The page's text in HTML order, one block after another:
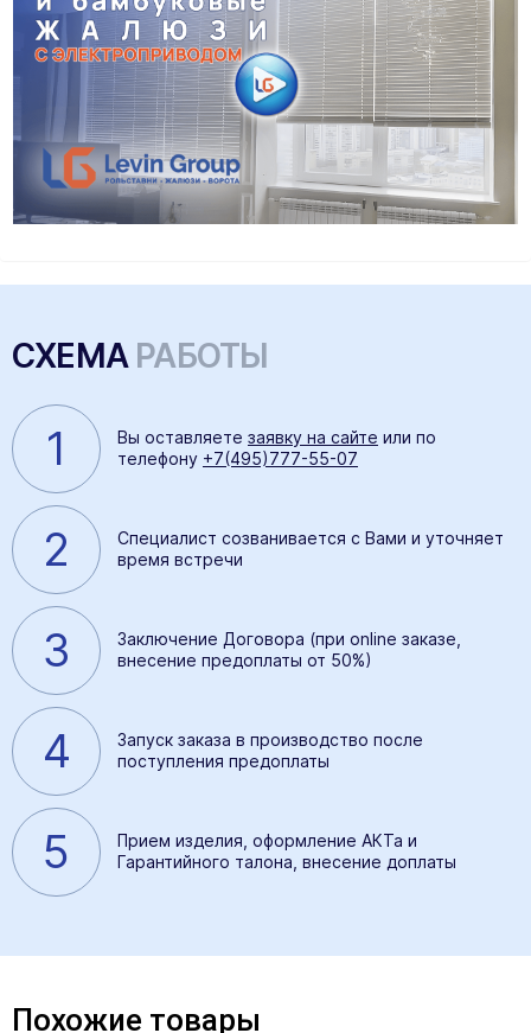
СХЕМА РАБОТЫ
1 Вы оставляете заявку на сайте или по
телефону +7(495)777-55-07
2
Специалист созванивается с Вами и уточняет
время встречи
3
Заключение Договора (при online заказе,
внесение предоплаты от 50%)
4
Запуск заказа в производство после
поступления предоплаты
5
Прием изделия, оформление АКТа и
Гарантийного талона, внесение доплаты
Похожие товары